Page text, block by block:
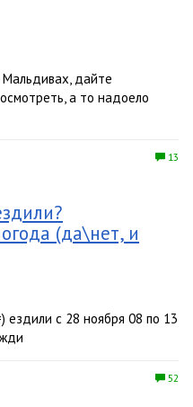
дайте
а то надоело
13
(да\нет, и
ездили с 28 ноября 08 по 13
52